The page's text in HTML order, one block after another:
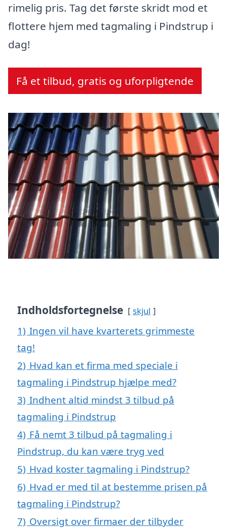
rimelig pris. Tag det første skridt mod et
flottere hjem med tagmaling i Pindstrup i
dag!
Få et tilbud, gratis og uforpligtende
Indholdsfortegnelse skjul
1) Ingen vil have kvarterets grimmeste
tag!
2) Hvad kan et firma med speciale i
tagmaling i Pindstrup hjælpe med?
3) Indhent altid mindst 3 tilbud på
tagmaling i Pindstrup
4) Få nemt 3 tilbud på tagmaling i
Pindstrup, du kan være tryg ved
5) Hvad koster tagmaling i Pindstrup?
6) Hvad er med til at bestemme prisen på
tagmaling i Pindstrup?
7) Oversigt over firmaer der tilbyder